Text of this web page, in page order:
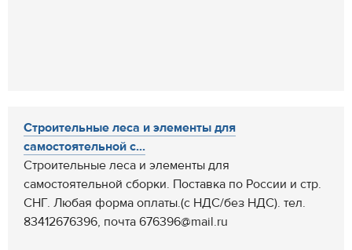
Строительные леса и элементы для
самостоятельной с...
Строительные леса и элементы для
самостоятельной сборки. Поставка по России и стр.
СНГ. Любая форма оплаты.(с НДС/без НДС). тел.
83412676396, почта 676396@mail.ru